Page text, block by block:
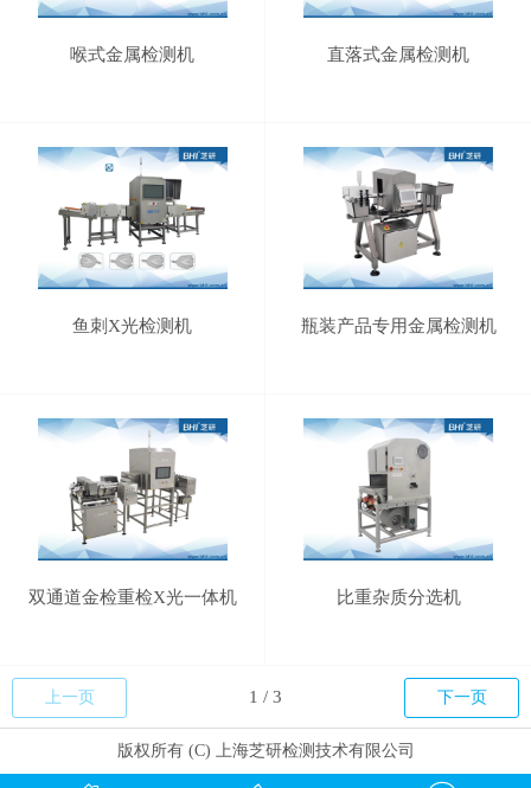
喉式金属检测机 直落式金属检测机
鱼刺X光检测机 瓶装产品专用金属检测机
双通道金检重检X光一体机 比重杂质分选机
上一页 下一页
版权所有 (C) 上海芝研检测技术有限公司